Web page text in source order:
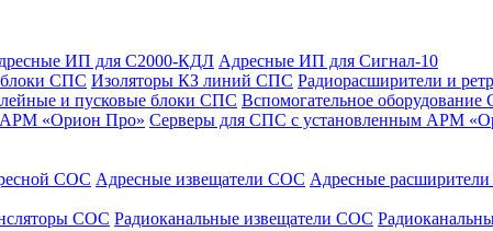
ИП для С2000-КДЛ Адресные ИП для Сигнал-10
блоки СПС Изоляторы КЗ линий СПС Радиорасширители и
и пусковые блоки СПС Вспомогательное
«Орион Про» Серверы для СПС с установленным АРМ
СОС Адресные извещатели СОС Адресные
СОС Радиоканальные извещатели СОС